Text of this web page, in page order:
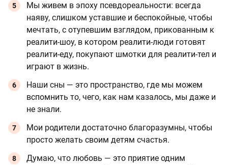
Мы живем в эпоху псевдореальности: всегда
наяву, слишком уставшие и беспокойные, чтобы
мечтать, с отупевшим взглядом, прикованным к
реалити-шоу, в котором реалити-люди готовят
реалити-еду, покупают шмотки для реалити-тел и
играют в жизнь.
Наши сны — это пространство, где мы можем
вспомнить то, чего, как нам казалось, мы даже и
не знали.
Мои родители достаточно благоразумны, чтобы
просто желать своим детям счастья.
Думаю, что любовь — это приятие одним